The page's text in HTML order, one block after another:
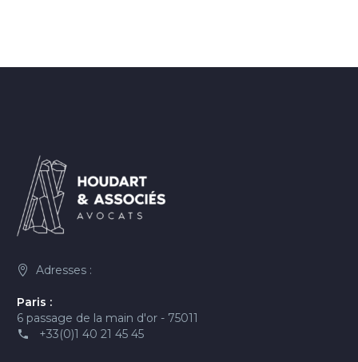
Adresses :
Paris :
6 passage de la main d'or - 75011
+33(0)1 40 21 45 45